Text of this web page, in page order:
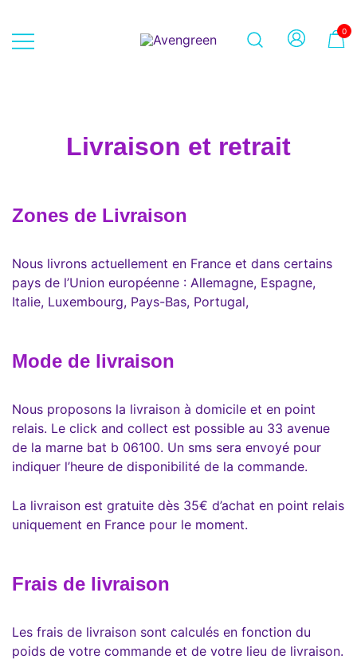
content
0
Livraison et retrait
Zones de Livraison
Nous livrons actuellement en France et dans certains
pays de l’Union européenne : Allemagne, Espagne,
Italie, Luxembourg, Pays-Bas, Portugal,
Mode de livraison
Nous proposons la livraison à domicile et en point
relais. Le click and collect est possible au 33 avenue
de la marne bat b 06100. Un sms sera envoyé pour
indiquer l’heure de disponibilité de la commande.
La livraison est gratuite dès 35€ d’achat en point relais
uniquement en France pour le moment.
Frais de livraison
Les frais de livraison sont calculés en fonction du
poids de votre commande et de votre lieu de livraison.